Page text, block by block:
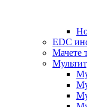
EDC
Мачете